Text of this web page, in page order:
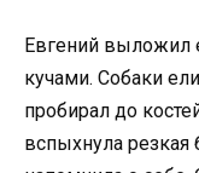
Евгений выложил
кучами. Собаки
пробирал до
вспыхнула резкая